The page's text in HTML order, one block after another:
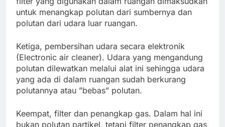
untuk menangkap polutan dari sumbernya dan
polutan dari udara luar ruangan.
Ketiga, pembersihan udara secara elektronik
(Electronic air cleaner). Udara yang mengandung
polutan dilewatkan melalui alat ini sehingga udara
yang ada di dalam ruangan sudah berkurang
polutannya atau ”bebas” polutan.
Keempat, filter dan penangkap gas. Dalam hal ini
bukan polutan partikel, tetapi filter penangkap gas